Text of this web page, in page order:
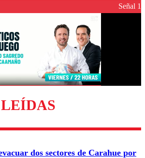
son moderados para garantizar un
diálogo respetuoso.
Enviar comentario
Señal 1
dos sectores de Carahue por